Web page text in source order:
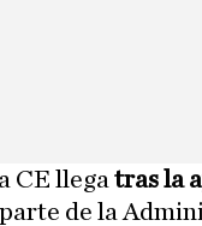
CE llega tras la
de la